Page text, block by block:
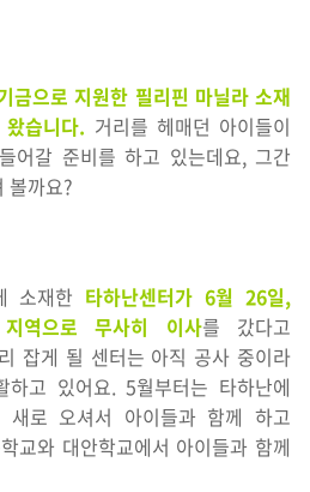
금으로 지원한 필리핀 마닐라 소재
습니다. 거리를 헤매던 아이들이
어갈 준비를 하고 있는데요, 그간
볼까요?
소재한 타하난센터가 6월 26일,
역으로 무사히 이사를 갔다고
잡게 될 센터는 아직 공사 중이라
하고 있어요. 5월부터는 타하난에
로 오셔서 아이들과 함께 하고
교와 대안학교에서 아이들과 함께